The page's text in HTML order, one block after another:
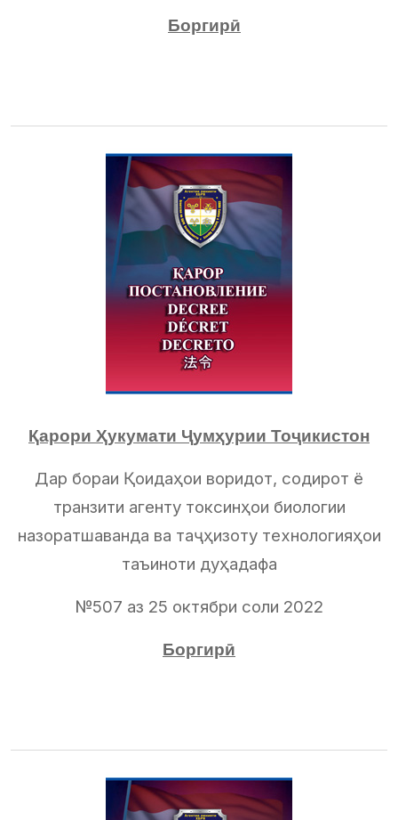
Боргирӣ
Қарори Ҳукумати Ҷумҳурии Тоҷикистон
Дар бораи Қоидаҳои воридот, содирот ё
транзити агенту токсинҳои биологии
назоратшаванда ва таҷҳизоту технологияҳои
таъиноти дуҳадафа
№507 аз 25 октябри соли 2022
Боргирӣ